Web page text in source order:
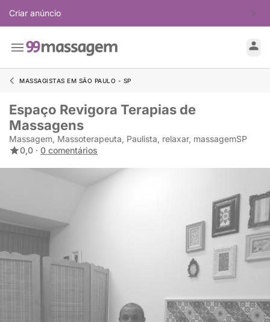
Criar anúncio
MASSAGISTAS EM SÃO PAULO - SP
Espaço Revigora Terapias de
Massagens
Massagem, Massoterapeuta, Paulista, relaxar, massagemSP
0,0 · 0 comentários